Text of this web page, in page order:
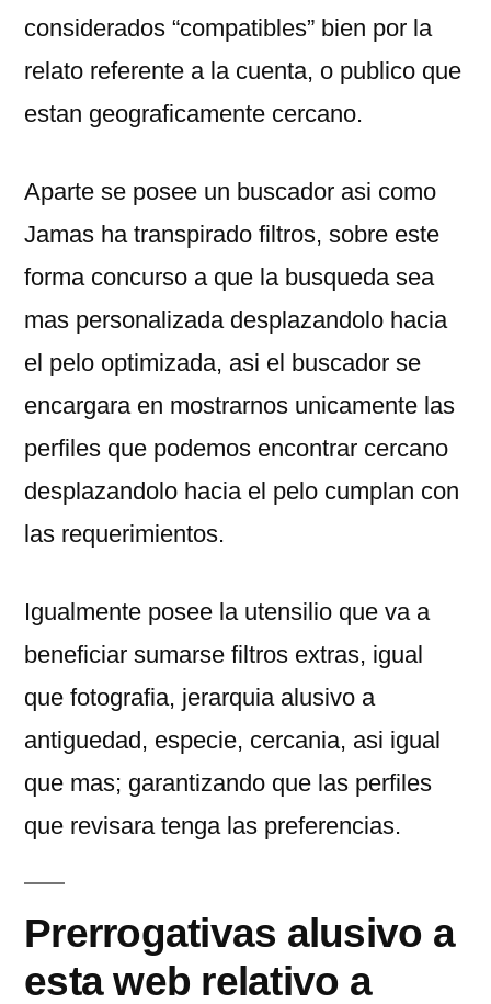
considerados “compatibles” bien por la
relato referente a la cuenta, o publico que
estan geograficamente cercano.
Aparte se posee un buscador asi como
Jamas ha transpirado filtros, sobre este
forma concurso a que la busqueda sea
mas personalizada desplazandolo hacia
el pelo optimizada, asi el buscador se
encargara en mostrarnos unicamente las
perfiles que podemos encontrar cercano
desplazandolo hacia el pelo cumplan con
las requerimientos.
Igualmente posee la utensilio que va a
beneficiar sumarse filtros extras, igual
que fotografia, jerarquia alusivo a
antiguedad, especie, cercania, asi igual
que mas; garantizando que las perfiles
que revisara tenga las preferencias.
Prerrogativas alusivo a
esta web relativo a